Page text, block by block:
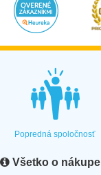
Popredná spoločnosť
Všetko o nákupe